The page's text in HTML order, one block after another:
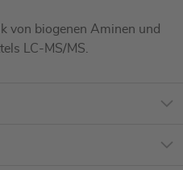
von biogenen Aminen und
LC-MS/MS.